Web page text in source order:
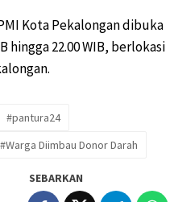
Kota Pekalongan dibuka
hingga 22.00 WIB, berlokasi
#pantura24
#Warga Diimbau Donor Darah
SEBARKAN